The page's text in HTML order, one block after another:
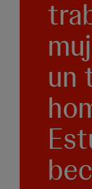
un